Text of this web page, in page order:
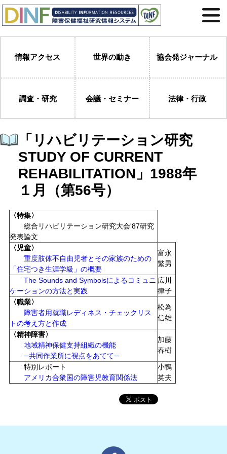
情報アクセス 世界の動き 協会発ジャーナル
調査・研究 会議・セミナー 法律・行政
「リハビリテーション研究
STUDY OF CURRENT
REHABILITATION」1988年
１月（第56号）
〈特集〉
総合リハビリテーション研究大会'87研究
発表論文
〈児童〉
重度肢体不自由児者とその家族のための
「住宅つき生涯学級」の概要
富永
繁男
The Sounds and Symbolsによるコミュニ
ケーションの方法と実践
広川
律子
〈職業〉
障害者用就職レディネス・チェックリス
トの考え方と作成
松為
信雄
〈精神障害〉
地域精神保健支持組織の機能
─共同作業所に視点をあてて─
加藤
春樹
特別レポート
アメリカ合衆国の障害児教育関係法
小鴨
英夫